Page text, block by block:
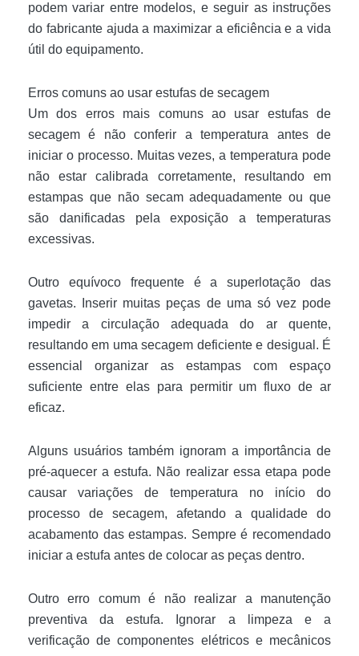
podem variar entre modelos, e seguir as instruções
do fabricante ajuda a maximizar a eficiência e a vida
útil do equipamento.
Erros comuns ao usar estufas de secagem
Um dos erros mais comuns ao usar estufas de
secagem é não conferir a temperatura antes de
iniciar o processo. Muitas vezes, a temperatura pode
não estar calibrada corretamente, resultando em
estampas que não secam adequadamente ou que
são danificadas pela exposição a temperaturas
excessivas.
Outro equívoco frequente é a superlotação das
gavetas. Inserir muitas peças de uma só vez pode
impedir a circulação adequada do ar quente,
resultando em uma secagem deficiente e desigual. É
essencial organizar as estampas com espaço
suficiente entre elas para permitir um fluxo de ar
eficaz.
Alguns usuários também ignoram a importância de
pré-aquecer a estufa. Não realizar essa etapa pode
causar variações de temperatura no início do
processo de secagem, afetando a qualidade do
acabamento das estampas. Sempre é recomendado
iniciar a estufa antes de colocar as peças dentro.
Outro erro comum é não realizar a manutenção
preventiva da estufa. Ignorar a limpeza e a
verificação de componentes elétricos e mecânicos